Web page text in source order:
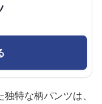
特な柄パンツは、